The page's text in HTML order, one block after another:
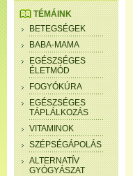
TÉMÁINK
BETEGSÉGEK
BABA-MAMA
EGÉSZSÉGES
ÉLETMÓD
FOGYÓKÚRA
EGÉSZSÉGES
TÁPLÁLKOZÁS
VITAMINOK
SZÉPSÉGÁPOLÁS
ALTERNATÍV
GYÓGYÁSZAT